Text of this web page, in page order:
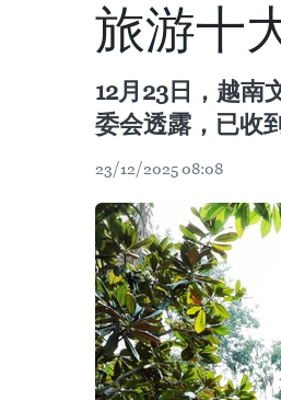
旅游十
12月23日，越南
委会透露，已收
23/12/2025 08:08